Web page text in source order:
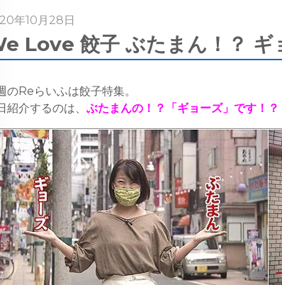
年10月28日
Love 餃子 ぶたまん！？ ギ
のReらいふは餃子特集。
紹介するのは、 ぶたまんの！？「ギョーズ」です！？